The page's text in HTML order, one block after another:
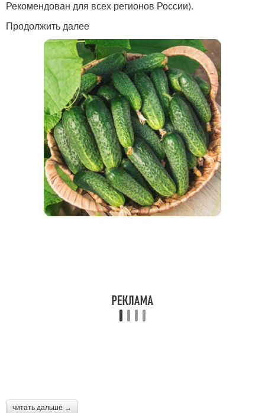
Рекомендован для всех регионов России).
Продолжить далее
читать дальше →